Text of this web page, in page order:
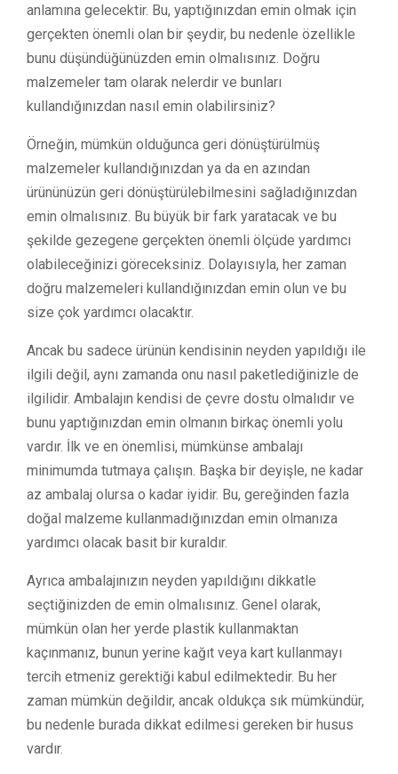
anlamına gelecektir. Bu, yaptığınızdan emin olmak için
gerçekten önemli olan bir şeydir, bu nedenle özellikle
bunu düşündüğünüzden emin olmalısınız. Doğru
malzemeler tam olarak nelerdir ve bunları
kullandığınızdan nasıl emin olabilirsiniz?
Örneğin, mümkün olduğunca geri dönüştürülmüş
malzemeler kullandığınızdan ya da en azından
ürününüzün geri dönüştürülebilmesini sağladığınızdan
emin olmalısınız. Bu büyük bir fark yaratacak ve bu
şekilde gezegene gerçekten önemli ölçüde yardımcı
olabileceğinizi göreceksiniz. Dolayısıyla, her zaman
doğru malzemeleri kullandığınızdan emin olun ve bu
size çok yardımcı olacaktır.
Ancak bu sadece ürünün kendisinin neyden yapıldığı ile
ilgili değil, aynı zamanda onu nasıl paketlediğinizle de
ilgilidir. Ambalajın kendisi de çevre dostu olmalıdır ve
bunu yaptığınızdan emin olmanın birkaç önemli yolu
vardır. İlk ve en önemlisi, mümkünse ambalajı
minimumda tutmaya çalışın. Başka bir deyişle, ne kadar
az ambalaj olursa o kadar iyidir. Bu, gereğinden fazla
doğal malzeme kullanmadığınızdan emin olmanıza
yardımcı olacak basit bir kuraldır.
Ayrıca ambalajınızın neyden yapıldığını dikkatle
seçtiğinizden de emin olmalısınız. Genel olarak,
mümkün olan her yerde plastik kullanmaktan
kaçınmanız, bunun yerine kağıt veya kart kullanmayı
tercih etmeniz gerektiği kabul edilmektedir. Bu her
zaman mümkün değildir, ancak oldukça sık mümkündür,
bu nedenle burada dikkat edilmesi gereken bir husus
vardır.